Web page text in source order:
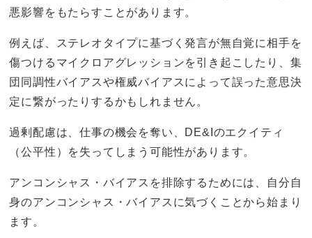
悪影響をもたらすことがあります。
例えば、ステレオタイプに基づく発言が無自覚に相手を
傷つけるマイクロアグレッションを引き起こしたり、集
団同調性バイアスや権威バイアスによって誤った意思決
定に繋がったりするかもしれません。
過剰配慮は、仕事の機会を奪い、DE&Iのエクイティ
（公平性）を失ってしまう可能性があります。
アンコンシャス・バイアスを排除するためには、自分自
身のアンコンシャス・バイアスに気づくことから始まり
ます。